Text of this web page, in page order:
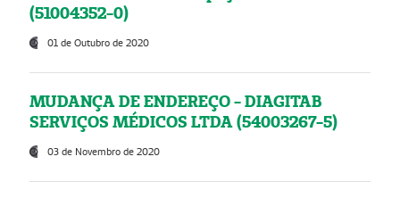
(51004352-0)
01 de Outubro de 2020
MUDANÇA DE ENDEREÇO - DIAGITAB
SERVIÇOS MÉDICOS LTDA (54003267-5)
03 de Novembro de 2020